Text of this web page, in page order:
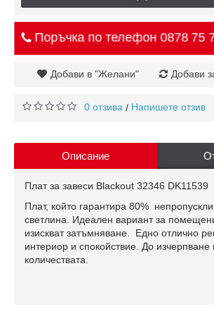
Поръчка по телефон 0878 75
Добави в "Желани" Добави
0 отзива / Напишете отзив
Описание
Плат за завеси Blackout 32346 DK11539
Плат, който гарантира 80%
светлина. Идеален вариант за
изискват затъмняване. Едно отлично
интериор и спокойствие. До изчерпване
количествата.